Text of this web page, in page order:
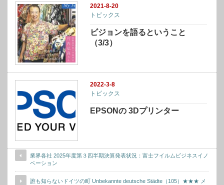
売上高・営業利益の上方修正をグラフで見るとこ
んな感じです。
2021-8-20
トピックス
ビジョンを語るということ
（3/3）
2022-3-8
トピックス
EPSONの 3Dプリンター
業界各社 2025年度第３四半期決算発表状況：富士フイルムビジネスイノ
ベーション
誰も知らないドイツの町 Unbekannte deutsche Städte（105）★★★ メ